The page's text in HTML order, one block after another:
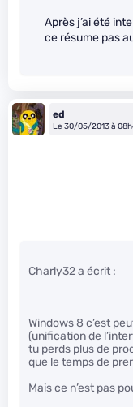
Après j’ai été
ce résume pas
ed
Le 30/05/2013 à
Charly32 a écrit :
Windows 8 c’est
(unification de
tu perds plus de
que le temps de
Mais ce n’est pas